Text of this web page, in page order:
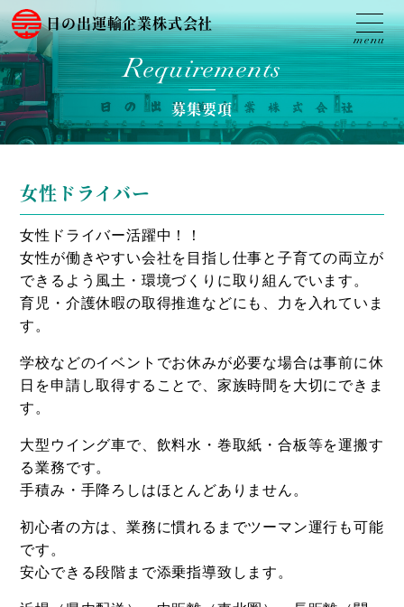
日の出運輸企業株式会社
Requirements
募集要項
女性ドライバー
女性ドライバー活躍中！！
女性が働きやすい会社を目指し仕事と子育ての両立が
できるよう風土・環境づくりに取り組んでいます。
育児・介護休暇の取得推進などにも、力を入れていま
す。
学校などのイベントでお休みが必要な場合は事前に休
日を申請し取得することで、家族時間を大切にできま
す。
大型ウイング車で、飲料水・巻取紙・合板等を運搬す
る業務です。
手積み・手降ろしはほとんどありません。
初心者の方は、業務に慣れるまでツーマン運行も可能
です。
安心できる段階まで添乗指導致します。